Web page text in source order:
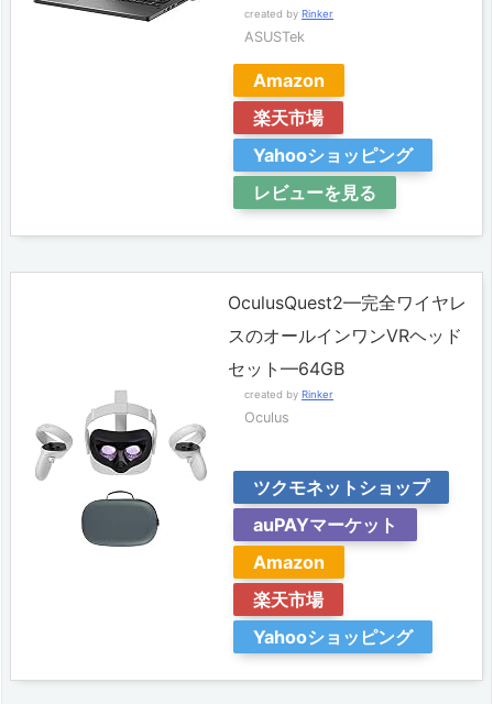
created by Rinker
ASUSTek
Amazon
楽天市場
Yahooショッピング
レビューを見る
OculusQuest2—完全ワイヤレ
スのオールインワンVRヘッド
セット—64GB
created by Rinker
Oculus
ツクモネットショップ
auPAYマーケット
Amazon
楽天市場
Yahooショッピング